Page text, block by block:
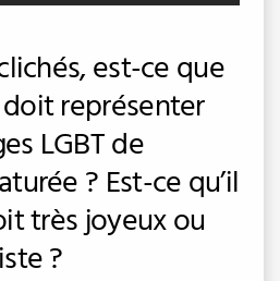
est-ce que
représenter
LGBT de
? Est-ce qu’il
très joyeux ou
?